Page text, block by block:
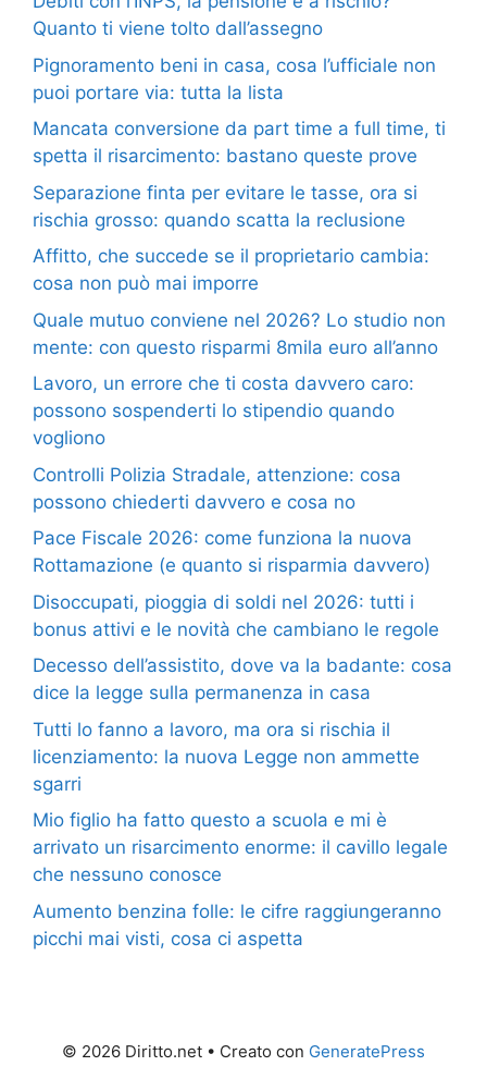
Quanto ti viene tolto dall’assegno
Pignoramento beni in casa, cosa l’ufficiale non
puoi portare via: tutta la lista
Mancata conversione da part time a full time, ti
spetta il risarcimento: bastano queste prove
Separazione finta per evitare le tasse, ora si
rischia grosso: quando scatta la reclusione
Affitto, che succede se il proprietario cambia:
cosa non può mai imporre
Quale mutuo conviene nel 2026? Lo studio non
mente: con questo risparmi 8mila euro all’anno
Lavoro, un errore che ti costa davvero caro:
possono sospenderti lo stipendio quando
vogliono
Controlli Polizia Stradale, attenzione: cosa
possono chiederti davvero e cosa no
Pace Fiscale 2026: come funziona la nuova
Rottamazione (e quanto si risparmia davvero)
Disoccupati, pioggia di soldi nel 2026: tutti i
bonus attivi e le novità che cambiano le regole
Decesso dell’assistito, dove va la badante: cosa
dice la legge sulla permanenza in casa
Tutti lo fanno a lavoro, ma ora si rischia il
licenziamento: la nuova Legge non ammette
sgarri
Mio figlio ha fatto questo a scuola e mi è
arrivato un risarcimento enorme: il cavillo legale
che nessuno conosce
Aumento benzina folle: le cifre raggiungeranno
picchi mai visti, cosa ci aspetta
© 2026 Diritto.net • Creato con GeneratePress